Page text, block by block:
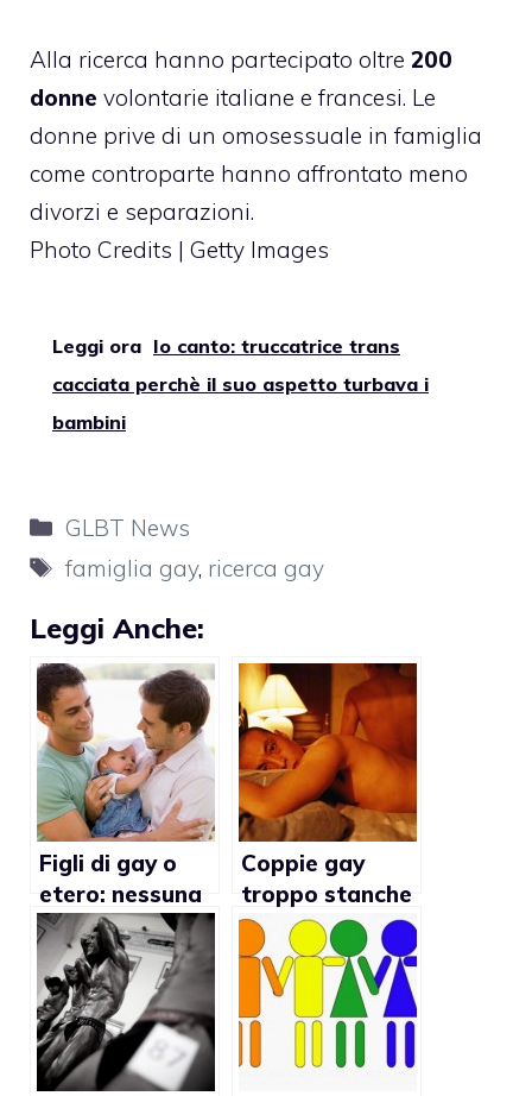
Alla ricerca hanno partecipato oltre 200
donne volontarie italiane e francesi. Le
donne prive di un omosessuale in famiglia
come controparte hanno affrontato meno
divorzi e separazioni.
Photo Credits | Getty Images
Leggi ora Io canto: truccatrice trans
cacciata perchè il suo aspetto turbava i
bambini
Categorie
GLBT News
Tag
famiglia gay, ricerca gay
Leggi Anche:
Figli di gay o
etero: nessuna
differenza
Coppie gay
troppo stanche
per il sesso